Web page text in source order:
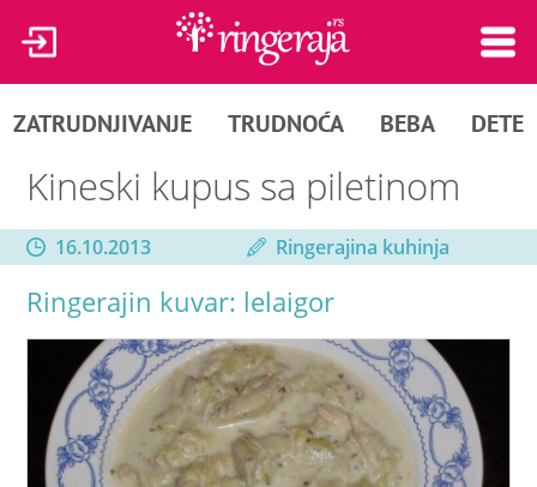
ZATRUDNJIVANJE TRUDNOĆA BEBA DETE
Kineski kupus sa piletinom
16.10.2013 Ringerajina kuhinja
Ringerajin kuvar: lelaigor